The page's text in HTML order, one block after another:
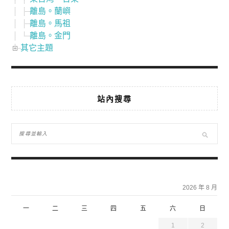
離島。蘭嶼
離島。馬祖
離島。金門
其它主題
站內搜尋
2026 年 8 月
一 二 三 四 五 六 日
1 2